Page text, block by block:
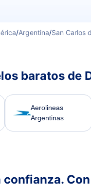
/Argentina/San Carlos
baratos de
Aerolineas
Argentinas
confianza.